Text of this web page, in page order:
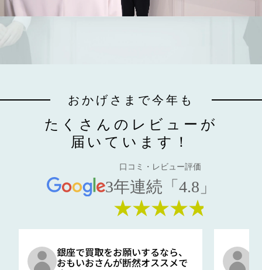
おかげさまで今年も
たくさんのレビューが
届いています！
口コミ・レビュー評価
3年連続「4.8」
★★★★★
銀座で買取をお願いするなら、
おもいおさんが断然オススメで